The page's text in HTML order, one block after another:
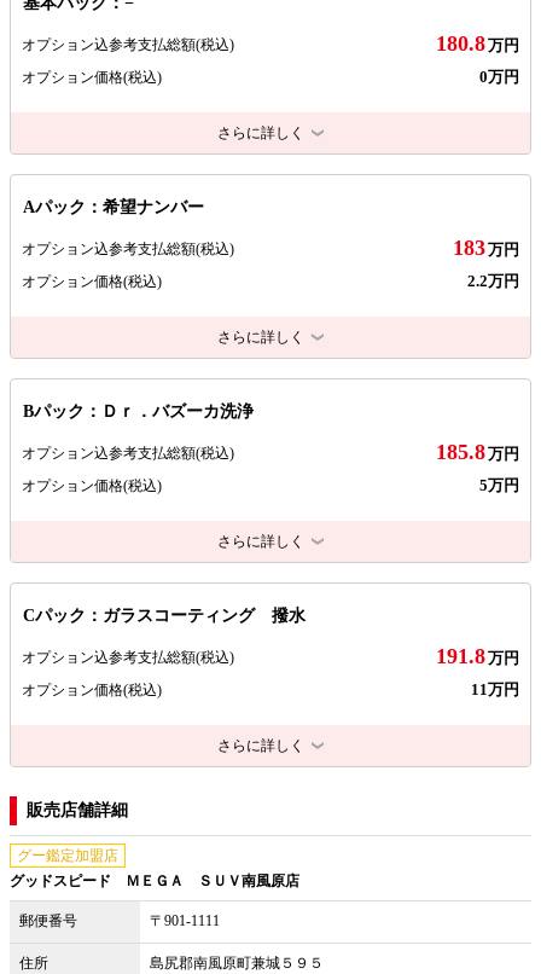
オプション込参考支払総額(税込) 180.8万円
オプション価格(税込) 0万円
さらに詳しく
Aパック：希望ナンバー
オプション込参考支払総額(税込) 183万円
オプション価格(税込) 2.2万円
さらに詳しく
Bパック：Ｄｒ．バズーカ洗浄
オプション込参考支払総額(税込) 185.8万円
オプション価格(税込) 5万円
さらに詳しく
Cパック：ガラスコーティング 撥水
オプション込参考支払総額(税込) 191.8万円
オプション価格(税込) 11万円
さらに詳しく
販売店舗詳細
グー鑑定加盟店
グッドスピード ＭＥＧＡ ＳＵＶ南風原店
郵便番号 〒901-1111
住所 島尻郡南風原町兼城５９５